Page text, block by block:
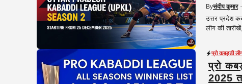
Byसंदीप कुमार
उत्तर प्रदेश
लीग की
प्रो कबड्डी
प्रो
2025